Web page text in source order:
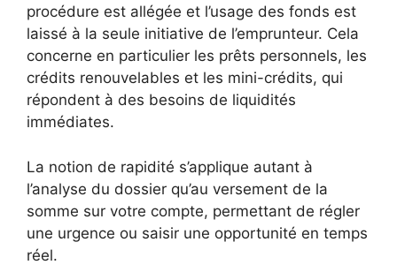
procédure est allégée et l’usage des fonds est
laissé à la seule initiative de l’emprunteur. Cela
concerne en particulier les prêts personnels, les
crédits renouvelables et les mini-crédits, qui
répondent à des besoins de liquidités
immédiates.
La notion de rapidité s’applique autant à
l’analyse du dossier qu’au versement de la
somme sur votre compte, permettant de régler
une urgence ou saisir une opportunité en temps
réel.